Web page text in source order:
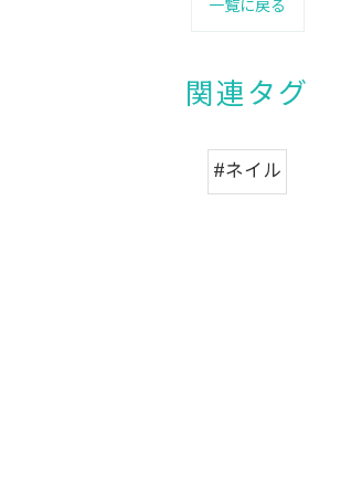
一覧に戻る
関連タグ
#ネイル